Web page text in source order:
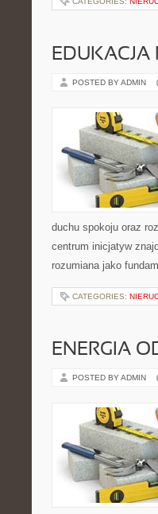
EDUKACJA
POSTED BY ADMIN
duchu spokoju oraz
centrum inicjatyw
rozumiana jako
CATEGORIES:
ENERGIA
POSTED BY ADMIN